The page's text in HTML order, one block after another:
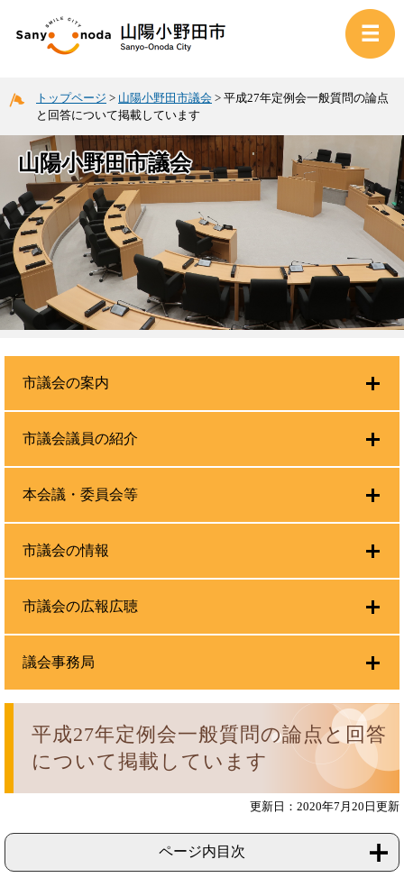
トップページ > 山陽小野田市議会 > 平成27年定例会一般質問の論点
と回答について掲載しています
山陽小野田市議会
平成27年定例会一般質問の論点と回答
について掲載しています
更新日：2020年7月20日更新
ページ内目次
市議会の案内
市議会議員の紹介
本会議・委員会等
市議会の情報
市議会の広報広聴
議会事務局